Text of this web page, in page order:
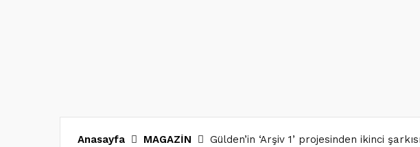
Anasayfa MAGAZİN Gülden’in ‘Arşiv 1’ projesinden ikinci